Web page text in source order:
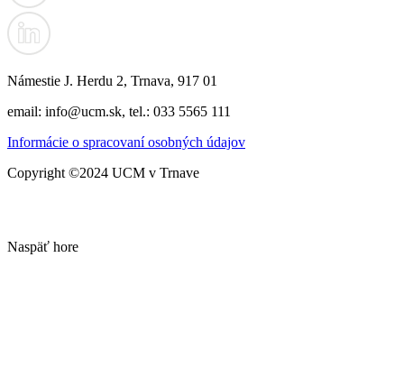
Námestie J. Herdu 2, Trnava, 917 01
email: info@ucm.sk, tel.: 033 5565 111
Informácie o spracovaní osobných údajov
Copyright ©2024 UCM v Trnave
Naspäť hore